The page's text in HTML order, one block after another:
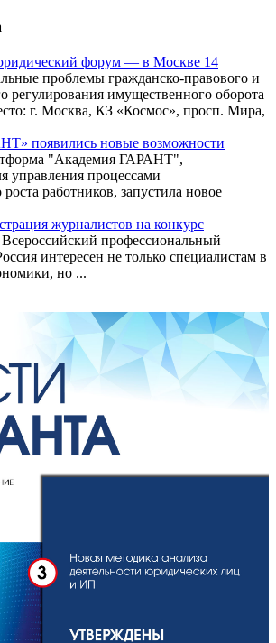
форум — в Москве 14
проблемы гражданско-правового и
регулирования имущественного оборота
г. Москва, КЗ «Космос», просп. Мира,
появились новые возможности
"Академия ГАРАНТ",
управления процессами
работников, запустила новое
журналистов на конкурс
Всероссийский профессиональный
интересен не только специалистам в
но ...